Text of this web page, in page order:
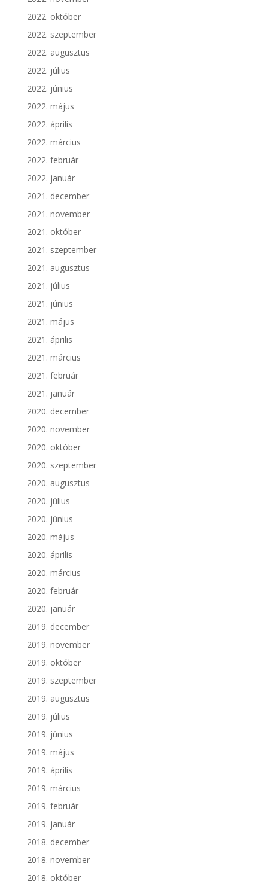
2022. október
2022. szeptember
2022. augusztus
2022. július
2022. június
2022. május
2022. április
2022. március
2022. február
2022. január
2021. december
2021. november
2021. október
2021. szeptember
2021. augusztus
2021. július
2021. június
2021. május
2021. április
2021. március
2021. február
2021. január
2020. december
2020. november
2020. október
2020. szeptember
2020. augusztus
2020. július
2020. június
2020. május
2020. április
2020. március
2020. február
2020. január
2019. december
2019. november
2019. október
2019. szeptember
2019. augusztus
2019. július
2019. június
2019. május
2019. április
2019. március
2019. február
2019. január
2018. december
2018. november
2018. október